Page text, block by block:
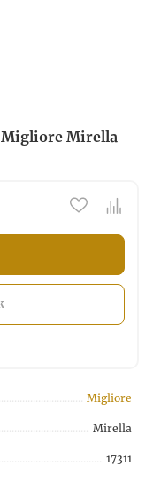
Migliore Mirella
Migliore
Mirella
17311